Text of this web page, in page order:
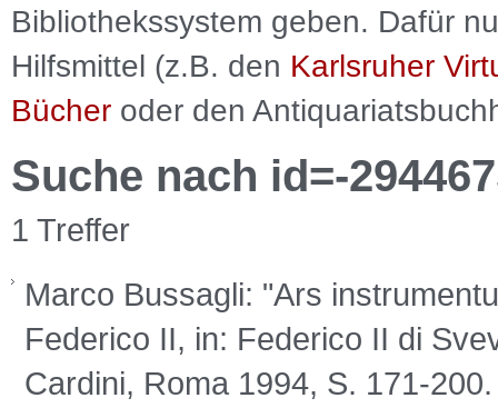
Bibliothekssystem geben. Dafür
Hilfsmittel (z.B. den Karlsruher
Bücher oder den
Suche nach id=-
1 Treffer
Marco Bussagli: "Ars
Federico II, in: Federico II di
Cardini, Roma 1994, S. 171-